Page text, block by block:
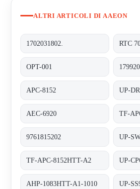
ALTRI ARTICOLI DI AAEON
1702031802.
OPT-001
APC-8152 UP-
AEC-6920
9761815202 UP-
TF-APC-8152HTT-A2 UP-
AHP-1083HTT-A1-1010 UP-